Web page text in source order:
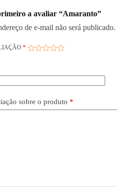
a avaliar “Amaranto”
de e-mail não será publicado.
*
sobre o produto *